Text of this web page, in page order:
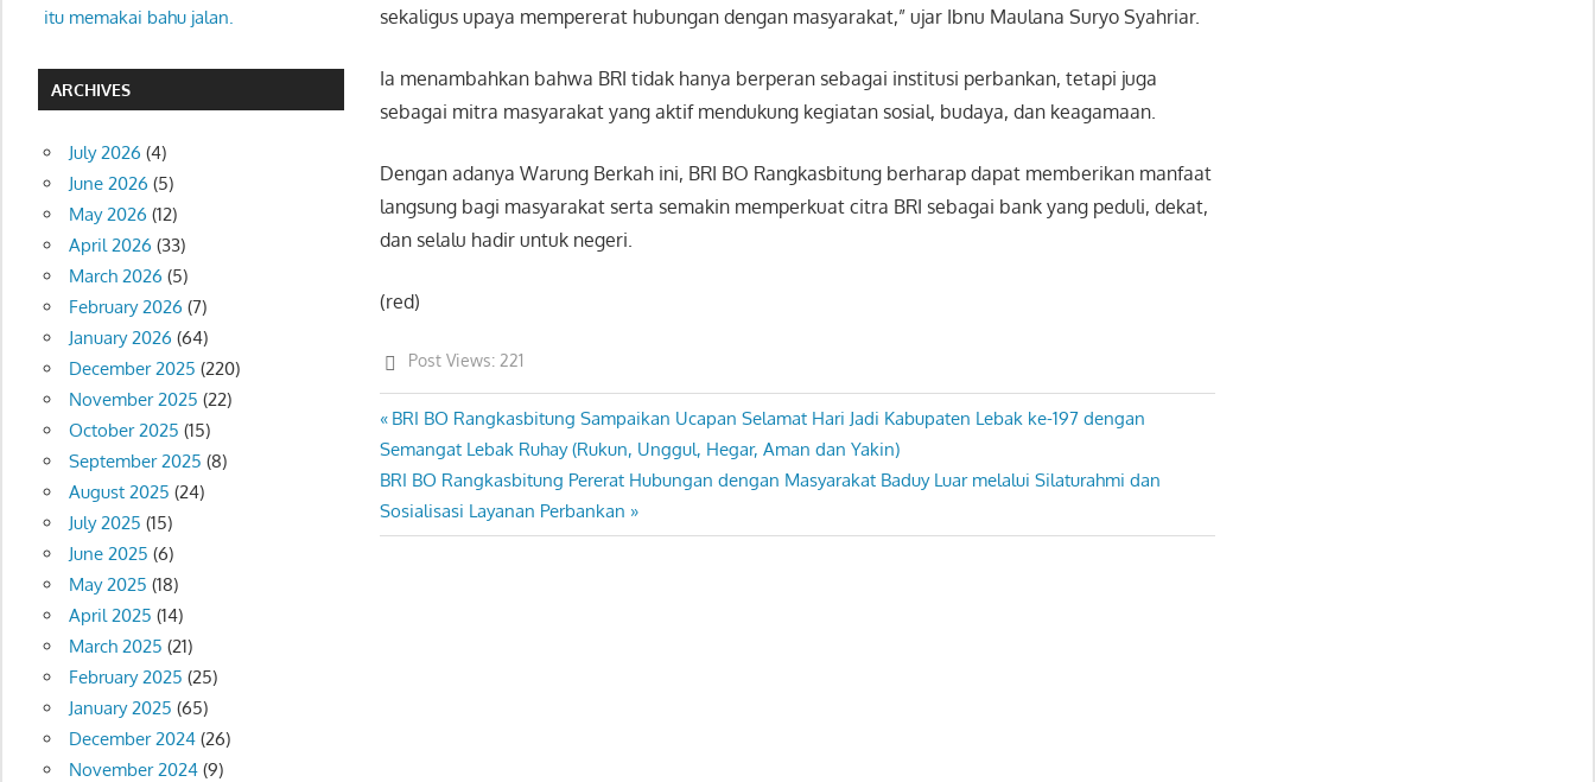
sekaligus upaya mempererat hubungan dengan masyarakat,” ujar Ibnu Maulana Suryo Syahriar.
Ia menambahkan bahwa BRI tidak hanya berperan sebagai institusi perbankan, tetapi juga
sebagai mitra masyarakat yang aktif mendukung kegiatan sosial, budaya, dan keagamaan.
Dengan adanya Warung Berkah ini, BRI BO Rangkasbitung berharap dapat memberikan manfaat
langsung bagi masyarakat serta semakin memperkuat citra BRI sebagai bank yang peduli, dekat,
dan selalu hadir untuk negeri.
(red)
Post Views: 221
Post
navigation
Previous
Post:
BRI BO Rangkasbitung Sampaikan Ucapan Selamat Hari Jadi Kabupaten Lebak ke-197 dengan
Semangat Lebak Ruhay (Rukun, Unggul, Hegar, Aman dan Yakin)
Next
Post:
BRI BO Rangkasbitung Pererat Hubungan dengan Masyarakat Baduy Luar melalui Silaturahmi dan
Sosialisasi Layanan Perbankan
itu memakai bahu jalan.
ARCHIVES
July 2026 (4)
June 2026 (5)
May 2026 (12)
April 2026 (33)
March 2026 (5)
February 2026 (7)
January 2026 (64)
December 2025 (220)
November 2025 (22)
October 2025 (15)
September 2025 (8)
August 2025 (24)
July 2025 (15)
June 2025 (6)
May 2025 (18)
April 2025 (14)
March 2025 (21)
February 2025 (25)
January 2025 (65)
December 2024(26)
November 2024(9)